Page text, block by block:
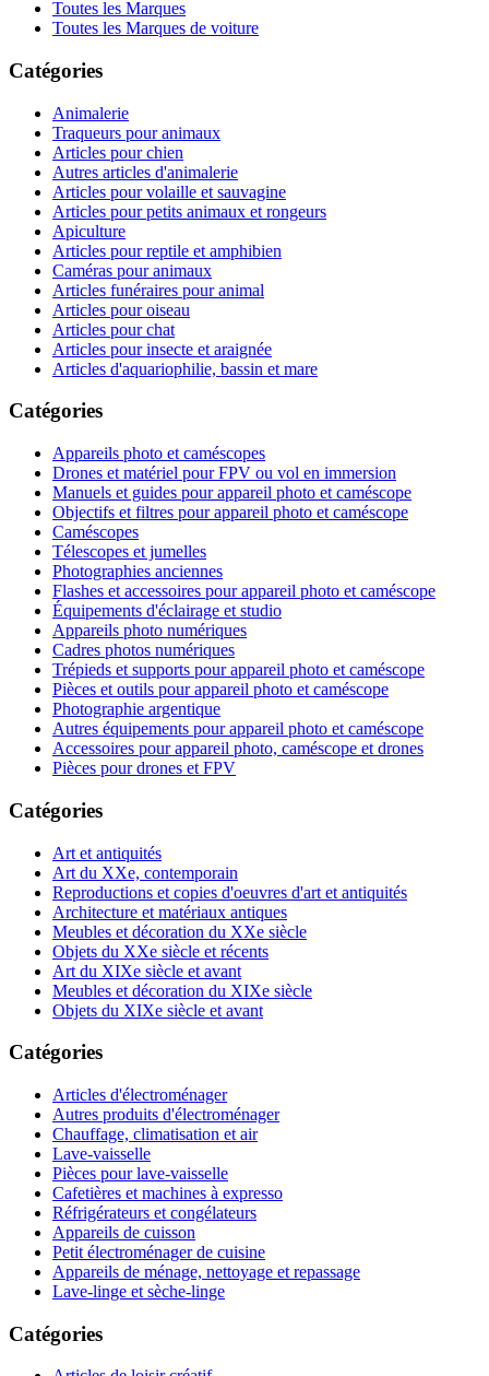
Toutes les Marques
Toutes les Marques de voiture
Catégories
Animalerie
Traqueurs pour animaux
Articles pour chien
Autres articles d'animalerie
Articles pour volaille et sauvagine
Articles pour petits animaux et rongeurs
Apiculture
Articles pour reptile et amphibien
Caméras pour animaux
Articles funéraires pour animal
Articles pour oiseau
Articles pour chat
Articles pour insecte et araignée
Articles d'aquariophilie, bassin et mare
Catégories
Appareils photo et caméscopes
Drones et matériel pour FPV ou vol en immersion
Manuels et guides pour appareil photo et caméscope
Objectifs et filtres pour appareil photo et caméscope
Caméscopes
Télescopes et jumelles
Photographies anciennes
Flashes et accessoires pour appareil photo et caméscope
Équipements d'éclairage et studio
Appareils photo numériques
Cadres photos numériques
Trépieds et supports pour appareil photo et caméscope
Pièces et outils pour appareil photo et caméscope
Photographie argentique
Autres équipements pour appareil photo et caméscope
Accessoires pour appareil photo, caméscope et drones
Pièces pour drones et FPV
Catégories
Art et antiquités
Art du XXe, contemporain
Reproductions et copies d'oeuvres d'art et antiquités
Architecture et matériaux antiques
Meubles et décoration du XXe siècle
Objets du XXe siècle et récents
Art du XIXe siècle et avant
Meubles et décoration du XIXe siècle
Objets du XIXe siècle et avant
Catégories
Articles d'électroménager
Autres produits d'électroménager
Chauffage, climatisation et air
Lave-vaisselle
Pièces pour lave-vaisselle
Cafetières et machines à expresso
Réfrigérateurs et congélateurs
Appareils de cuisson
Petit électroménager de cuisine
Appareils de ménage, nettoyage et repassage
Lave-linge et sèche-linge
Catégories